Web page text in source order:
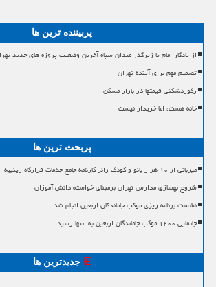
پربیننده ترین ها
از یادگار امام تا زیرگذر میدان سپاه آخرین وضعیت پروژه های جدید
تصمیم مهم برای آینده تهران
رکوردشکنی قیمتها در بازار مسکن
خانه هست، اما خریدار نیست
پربحث ترین ها
میزبانی از ۱۰ هزار بانو و کودک زائر کارنامه جامع خدمات قرارگاه زینبیه
شروع بهسازی مدارس تهران برمبنای خواسته دانش آموزان
نشست برنامه ریزی موکب جاماندگان اربعین انجام شد
جانمایی ۱۲۰۰ موکب جاماندگان اربعین به انتها رسید
جدیدترین ها